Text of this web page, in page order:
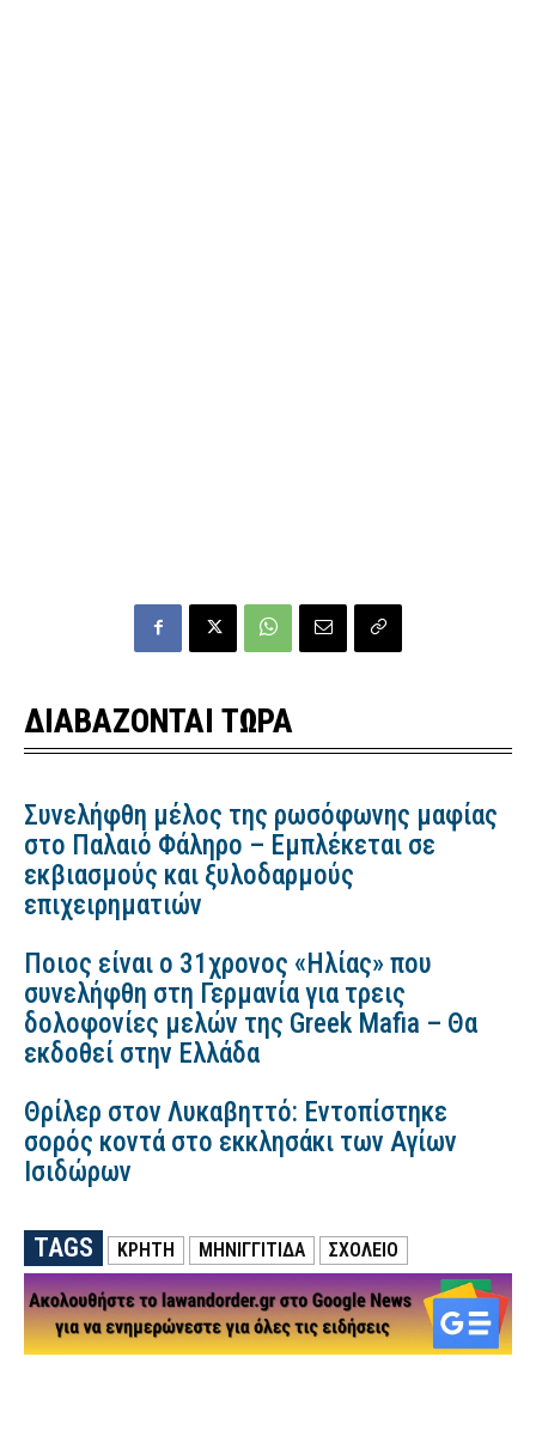
ΔΙΑΒΑΖΟΝΤΑΙ ΤΩΡΑ
Συνελήφθη μέλος της ρωσόφωνης μαφίας
στο Παλαιό Φάληρο – Εμπλέκεται σε
εκβιασμούς και ξυλοδαρμούς
επιχειρηματιών
Ποιος είναι ο 31χρονος «Ηλίας» που
συνελήφθη στη Γερμανία για τρεις
δολοφονίες μελών της Greek Mafia – Θα
εκδοθεί στην Ελλάδα
Θρίλερ στον Λυκαβηττό: Εντοπίστηκε
σορός κοντά στο εκκλησάκι των Αγίων
Ισιδώρων
TAGS ΚΡΗΤΗ ΜΗΝΙΓΓΙΤΙΔΑ ΣΧΟΛΕΙΟ